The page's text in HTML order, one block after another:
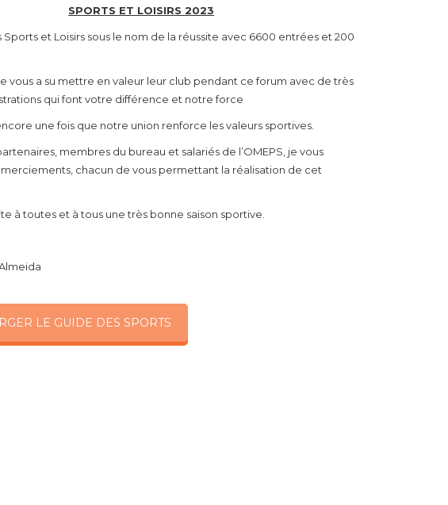
SPORTS ET LOISIRS 2023
et Loisirs sous le nom de la réussite avec 6600 entrées et 200
vous a su mettre en valeur leur club pendant ce forum avec de très
qui font votre différence et notre force
une fois que notre union renforce les valeurs sportives.
membres du bureau et salariés de l’OMEPS, je vous
chacun de vous permettant la réalisation de cet
à toutes et à tous une très bonne saison sportive.
LE GUIDE DES SPORTS